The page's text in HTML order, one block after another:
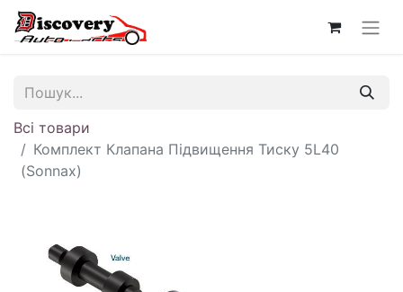
Всі товари
Комплект Клапана Підвищення Тиску 5L40
(Sonnax)